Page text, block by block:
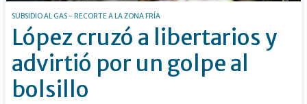
SUBSIDIO AL GAS - RECORTE A LA ZONA FRÍA
López cruzó a libertarios y
advirtió por un golpe al
bolsillo